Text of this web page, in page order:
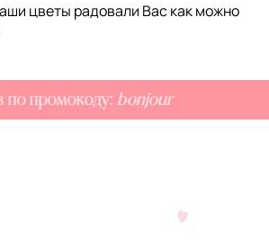
цветы радовали Вас как можно
промокоду:bonjour